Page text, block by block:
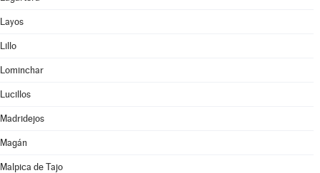
Layos
Lillo
Lominchar
Lucillos
Madridejos
Magán
Malpica de Tajo